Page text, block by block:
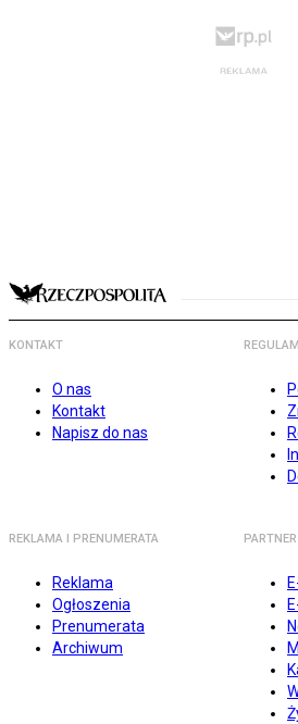
KONTAKT
O nas
Kontakt
Napisz do nas
REKLAMA I PRENUMERATA
Reklama
Ogłoszenia
Prenumerata
Archiwum